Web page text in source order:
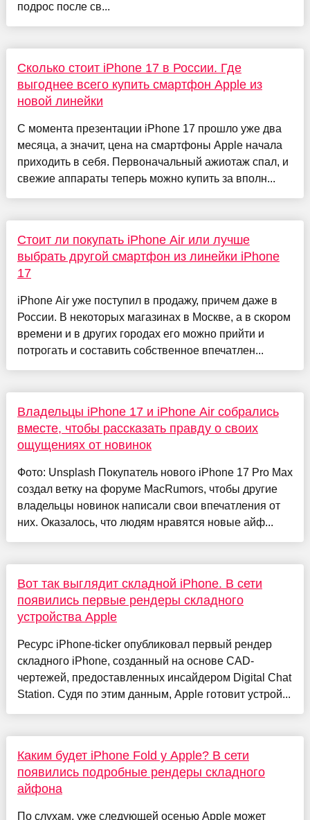
подрос после св...
Сколько стоит iPhone 17 в России. Где
выгоднее всего купить смартфон Apple из
новой линейки
С момента презентации iPhone 17 прошло уже два
месяца, а значит, цена на смартфоны Apple начала
приходить в себя. Первоначальный ажиотаж спал, и
свежие аппараты теперь можно купить за вполн...
Стоит ли покупать iPhone Air или лучше
выбрать другой смартфон из линейки iPhone
17
iPhone Air уже поступил в продажу, причем даже в
России. В некоторых магазинах в Москве, а в скором
времени и в других городах его можно прийти и
потрогать и составить собственное впечатлен...
Владельцы iPhone 17 и iPhone Air собрались
вместе, чтобы рассказать правду о своих
ощущениях от новинок
Фото: Unsplash Покупатель нового iPhone 17 Pro Max
создал ветку на форуме MacRumors, чтобы другие
владельцы новинок написали свои впечатления от
них. Оказалось, что людям нравятся новые айф...
Вот так выглядит складной iPhone. В сети
появились первые рендеры складного
устройства Apple
Ресурс iPhone-ticker опубликовал первый рендер
складного iPhone, созданный на основе CAD-
чертежей, предоставленных инсайдером Digital Chat
Station. Судя по этим данным, Apple готовит устрой...
Каким будет iPhone Fold у Apple? В сети
появились подробные рендеры складного
айфона
По слухам, уже следующей осенью Apple может